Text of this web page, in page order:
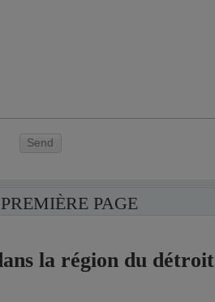
Send
PAGE
la région du détroit